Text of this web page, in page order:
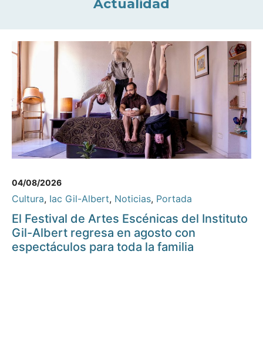
Actualidad
04/08/2026
Cultura, Iac Gil-Albert, Noticias, Portada
El Festival de Artes Escénicas del Instituto
Gil-Albert regresa en agosto con
espectáculos para toda la familia